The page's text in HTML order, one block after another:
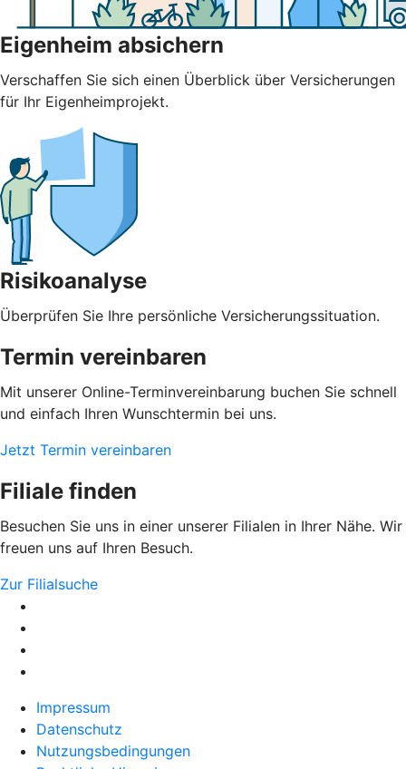
Eigenheim absichern
Verschaffen Sie sich einen Überblick über Versicherungen
für Ihr Eigenheimprojekt.
Risikoanalyse
Überprüfen Sie Ihre persönliche Versicherungssituation.
Termin vereinbaren
Mit unserer Online-Terminvereinbarung buchen Sie schnell
und einfach Ihren Wunschtermin bei uns.
Jetzt Termin vereinbaren
Filiale finden
Besuchen Sie uns in einer unserer Filialen in Ihrer Nähe. Wir
freuen uns auf Ihren Besuch.
Zur Filialsuche
Impressum
Datenschutz
Nutzungsbedingungen